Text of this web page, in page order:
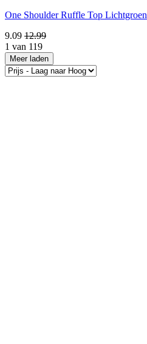
One Shoulder Ruffle Top Lichtgroen
9.09 12.99
1 van 119
Meer laden